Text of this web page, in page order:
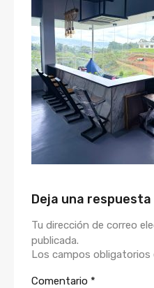
Deja una respuesta
Tu dirección de correo
publicada.
Los campos
Comentario *